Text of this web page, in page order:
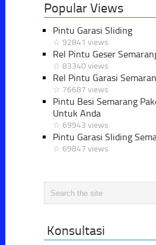
Popular Views
Pintu Garasi Sliding
☆ 92841 views
Rel Pintu Geser
☆ 83340 views
Rel Pintu Garasi
☆ 76687 views
Pintu Besi Semarang
Untuk Anda
☆ 69943 views
Pintu Garasi Sliding
☆ 69847 views
Konsultasi